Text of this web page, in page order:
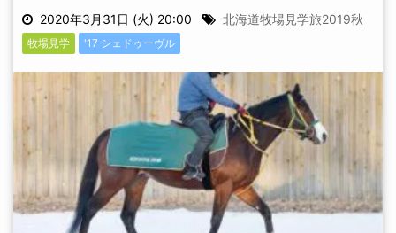
2020年3月31日 (火) 20:00 北海道牧場見学旅2019秋
牧場見学 '17 シェドゥーヴル